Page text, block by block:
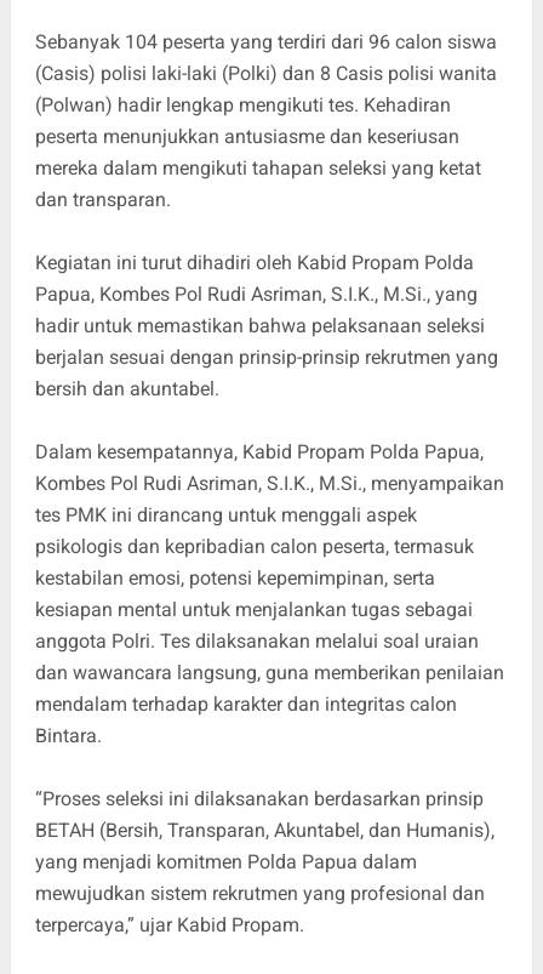
Sebanyak 104 peserta yang terdiri dari 96 calon siswa
(Casis) polisi laki-laki (Polki) dan 8 Casis polisi wanita
(Polwan) hadir lengkap mengikuti tes. Kehadiran
peserta menunjukkan antusiasme dan keseriusan
mereka dalam mengikuti tahapan seleksi yang ketat
dan transparan.
Kegiatan ini turut dihadiri oleh Kabid Propam Polda
Papua, Kombes Pol Rudi Asriman, S.I.K., M.Si., yang
hadir untuk memastikan bahwa pelaksanaan seleksi
berjalan sesuai dengan prinsip-prinsip rekrutmen yang
bersih dan akuntabel.
Dalam kesempatannya, Kabid Propam Polda Papua,
Kombes Pol Rudi Asriman, S.I.K., M.Si., menyampaikan
tes PMK ini dirancang untuk menggali aspek
psikologis dan kepribadian calon peserta, termasuk
kestabilan emosi, potensi kepemimpinan, serta
kesiapan mental untuk menjalankan tugas sebagai
anggota Polri. Tes dilaksanakan melalui soal uraian
dan wawancara langsung, guna memberikan penilaian
mendalam terhadap karakter dan integritas calon
Bintara.
“Proses seleksi ini dilaksanakan berdasarkan prinsip
BETAH (Bersih, Transparan, Akuntabel, dan Humanis),
yang menjadi komitmen Polda Papua dalam
mewujudkan sistem rekrutmen yang profesional dan
terpercaya,” ujar Kabid Propam.